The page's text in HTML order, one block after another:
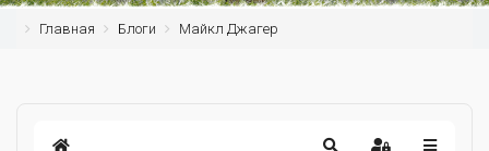
Главная Блоги Майкл Джагер